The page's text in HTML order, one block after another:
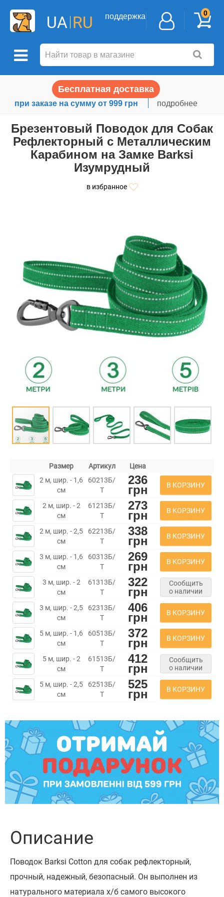
UA RU поддержка 0
Бесплатная доставка
при заказе на сумму от 999 грн подробнее
Брезентовый Поводок для Собак
Рефлекторный с Металлическим
Карабином на Замке Barksi
Изумрудный
в избранное
Размер Артикул
Цена
2 м, шир. - 1,6
см
60213Б/
Т
236
грн В КОРЗИНУ
2 м, шир. - 2
см
61213Б/
Т
273
грн В КОРЗИНУ
2 м, шир. - 2,5
см
62213Б/
Т
338
грн В КОРЗИНУ
3 м, шир. - 1,6
см
60313Б/
Т
269
грн В КОРЗИНУ
3 м, шир. - 2
см
61313Б/
Т
322
грн
Сообщить
о наличии
3 м, шир. - 2,5
см
62313Б/
Т
406
грн В КОРЗИНУ
5 м, шир. - 1,6
см
60513Б/
Т
372
грн В КОРЗИНУ
5 м, шир. - 2
см
61513Б/
Т
412
грн
Сообщить
о наличии
5 м, шир. - 2,5
см
62513Б/
Т
525
грн В КОРЗИНУ
Описание
Поводок Barksi Cotton для собак рефлекторный,
прочный, надежный, безопасный. Он выполнен из
натурального материала х/б самого высокого